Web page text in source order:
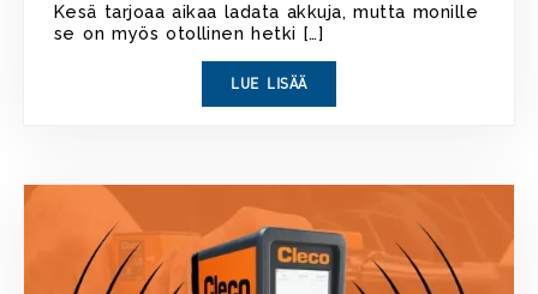
Kesä tarjoaa aikaa ladata akkuja, mutta monille
se on myös otollinen hetki […]
LUE LISÄÄ